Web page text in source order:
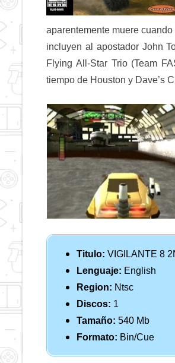
aparentemente muere
incluyen al apostador John
Flying All-Star Trio (Team
tiempo de Houston y Dave’s
Titulo: VIGILANTE 8
Lenguaje: English
Region: Ntsc
Discos: 1
Tamaño: 540 Mb
Formato: Bin/Cue